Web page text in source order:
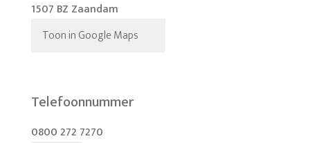
1507 BZ Zaandam
Toon in Google Maps
Telefoonnummer
0800 272 7270